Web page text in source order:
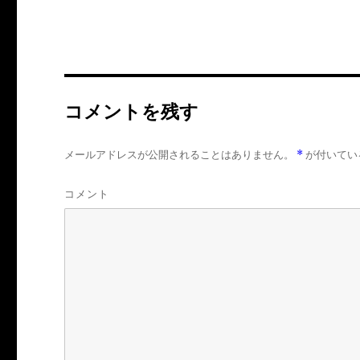
コメントを残す
メールアドレスが公開されることはありません。 * が付いて
コメント